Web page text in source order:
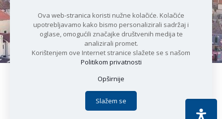
prirode
Copyright © 2021 Općina Karlobag | Sva prava pridržana |
Politika privatnosti
Apoc IT
Ova web-stranica koristi nužne kolačiće. Kolačiće
upotrebljavamo kako bismo personalizirali sadržaj i
oglase, omogućili značajke društvenih medija te
analizirali promet.
Korištenjem ove Internet stranice slažete se s našom
Politikom privatnosti
Opširnije
Slažem se